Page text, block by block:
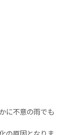
に不意の雨でも